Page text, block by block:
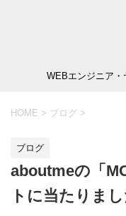
WEBエンジニア
HOME > ブログ >
ブログ
aboutmeの「
トに当たりまし